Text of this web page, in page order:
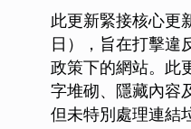
此更新緊接核心更
日），旨在打擊違
政策下的網站。此
字堆砌、隱藏內容
但未特別處理連結